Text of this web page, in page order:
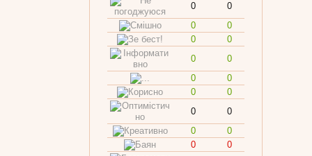
0
0
0
0
0
0
0
0
0
0
0
0
0
0
0
0
0
0